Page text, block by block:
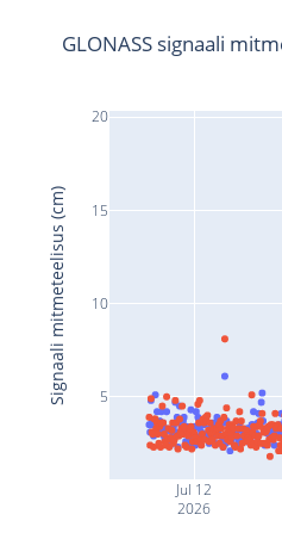
Jul 12
2026
5
10
15
20
GLONASS signaali
Signaali mitmeteelisus (cm)